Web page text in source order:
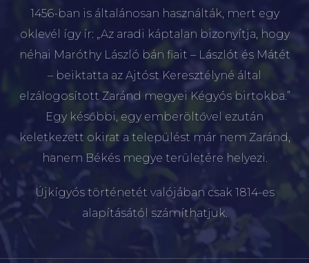
1456-ban is általánosan használták, mert egy
oklevél így ír: „Az aradi káptalan bizonyítja, hogy
néhai Maróthy László bán fiait – Lászlót és Mátét
– beiktatta az Ajtóst Keresztélyné által
elzálogosított Zaránd megyei Kégyós birtokba.”
Egy későbbi, egy emberöltővel ezután
keletkezett okirat a települést már nem Zaránd,
hanem Békés megye területére helyezi.
Újkígyós történetét valójában csak 1814-es
alapításától számíthatjuk.